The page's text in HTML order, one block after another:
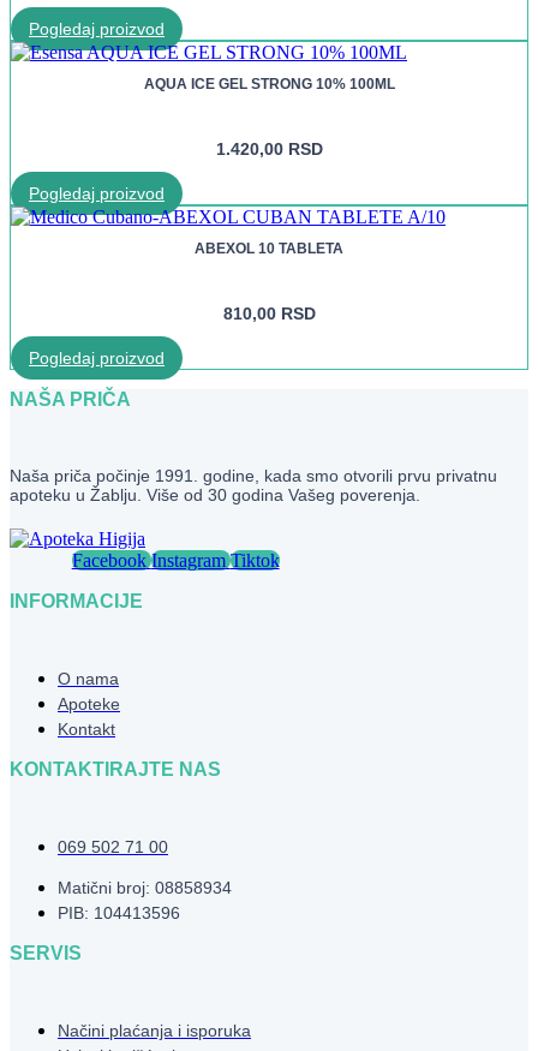
Pogledaj proizvod
AQUA ICE GEL STRONG 10% 100ML
1.420,00 RSD
Pogledaj proizvod
ABEXOL 10 TABLETA
810,00 RSD
Pogledaj proizvod
NAŠA PRIČA
Naša priča počinje 1991. godine, kada smo otvorili prvu privatnu
apoteku u Žablju. Više od 30 godina Vašeg poverenja.
Facebook Instagram Tiktok
INFORMACIJE
O nama
Apoteke
Kontakt
KONTAKTIRAJTE NAS
069 502 71 00
Matični broj: 08858934
PIB: 104413596
SERVIS
Načini plaćanja i isporuka